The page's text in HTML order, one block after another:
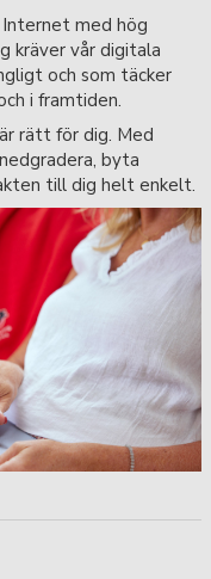
med hög
kräver vår digitala
och som täcker
i framtiden.
rätt för dig. Med
byta
till dig helt enkelt.